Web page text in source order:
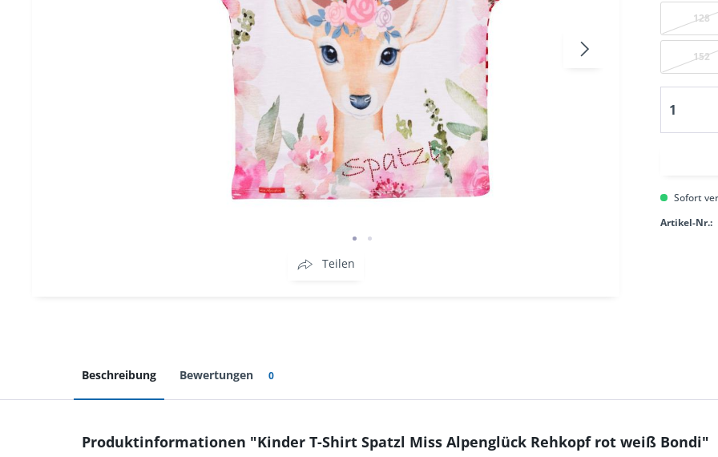
Teilen
128
152
Sofort
Artikel-Nr.:
Beschreibung Bewertungen 0
Produktinformationen "Kinder T-Shirt Spatzl Miss Alpenglück Rehkopf rot weiß Bondi"